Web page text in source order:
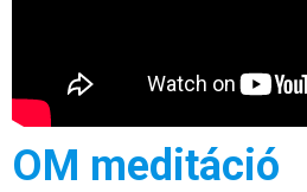
OM meditáció